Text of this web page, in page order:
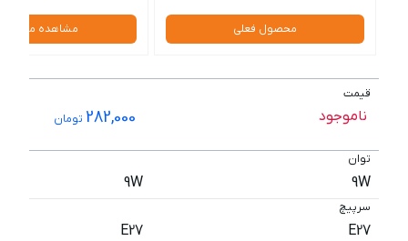
محصول فعلی مشاهده
قیمت
ناموجود 282,000 تومان
توان
9W
9W
سرپیچ
E27
E27